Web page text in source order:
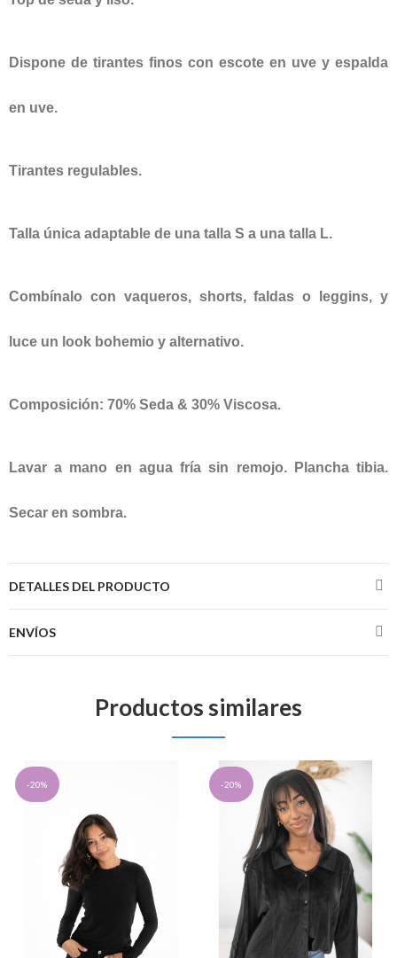
Dispone de tirantes finos con escote en uve y espalda
en uve.
Tirantes regulables.
Talla única adaptable de una talla S a una talla L.
Combínalo con vaqueros, shorts, faldas o leggins, y
luce un look bohemio y alternativo.
Composición: 70% Seda & 30% Viscosa.
Lavar a mano en agua fría sin remojo. Plancha tibia.
Secar en sombra.
DETALLES DEL PRODUCTO
ENVÍOS
Productos similares
-20% -20%